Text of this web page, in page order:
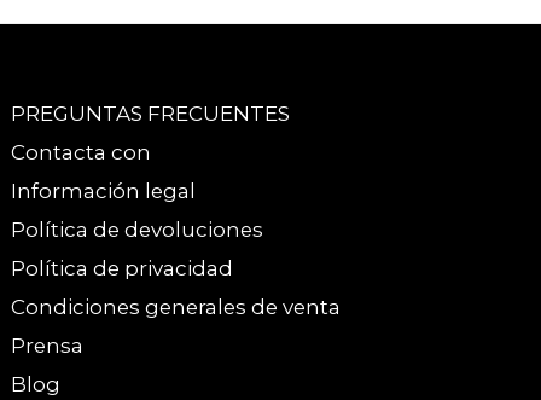
PREGUNTAS FRECUENTES
Contacta con
Información legal
Política de devoluciones
Política de privacidad
Condiciones generales de venta
Prensa
Blog